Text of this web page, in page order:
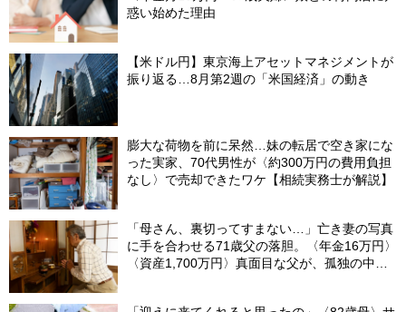
惑い始めた理由
【米ドル円】東京海上アセットマネジメントが
振り返る…8月第2週の「米国経済」の動き
膨大な荷物を前に呆然…妹の転居で空き家にな
った実家、70代男性が〈約300万円の費用負担
なし〉で売却できたワケ【相続実務士が解説】
「母さん、裏切ってすまない…」亡き妻の写真
に手を合わせる71歳父の落胆。〈年金16万円〉
〈資産1,700万円〉真面目な父が、孤独の中で